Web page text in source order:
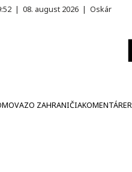
| 08. august 2026 | Oskár
ZO ZAHRANIČIAKOMENTÁRE